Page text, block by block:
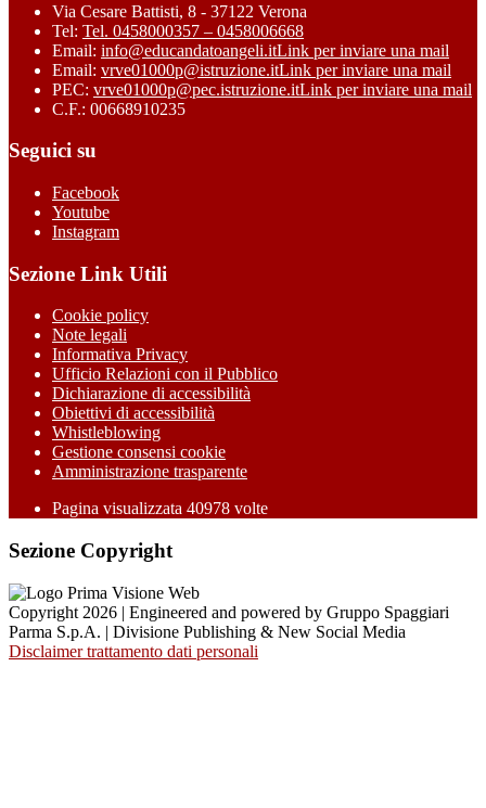
Via Cesare Battisti, 8 - 37122 Verona
Tel: Tel. 0458000357 – 0458006668
Email: info@educandatoangeli.itLink per inviare una mail
Email: vrve01000p@istruzione.itLink per inviare una mail
PEC: vrve01000p@pec.istruzione.itLink per inviare una mail
C.F.: 00668910235
Seguici su
Facebook
Youtube
Instagram
Sezione Link Utili
Cookie policy
Note legali
Informativa Privacy
Ufficio Relazioni con il Pubblico
Dichiarazione di accessibilità
Obiettivi di accessibilità
Whistleblowing
Gestione consensi cookie
Amministrazione trasparente
Pagina visualizzata 40978 volte
Sezione Copyright
Copyright 2026 | Engineered and powered by Gruppo Spaggiari
Parma S.p.A. | Divisione Publishing & New Social Media
Disclaimer trattamento dati personali